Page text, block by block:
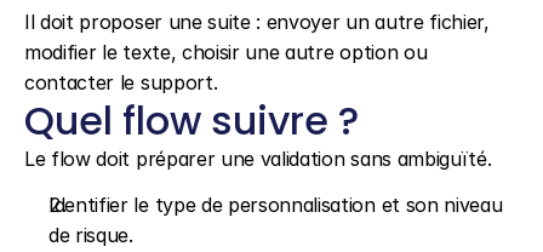
Il doit proposer une suite : envoyer un autre fichier,
modifier le texte, choisir une autre option ou
contacter le support.
Quel flow suivre ?
Le flow doit préparer une validation sans ambiguïté.
Identifier le type de personnalisation et son niveau
de risque.